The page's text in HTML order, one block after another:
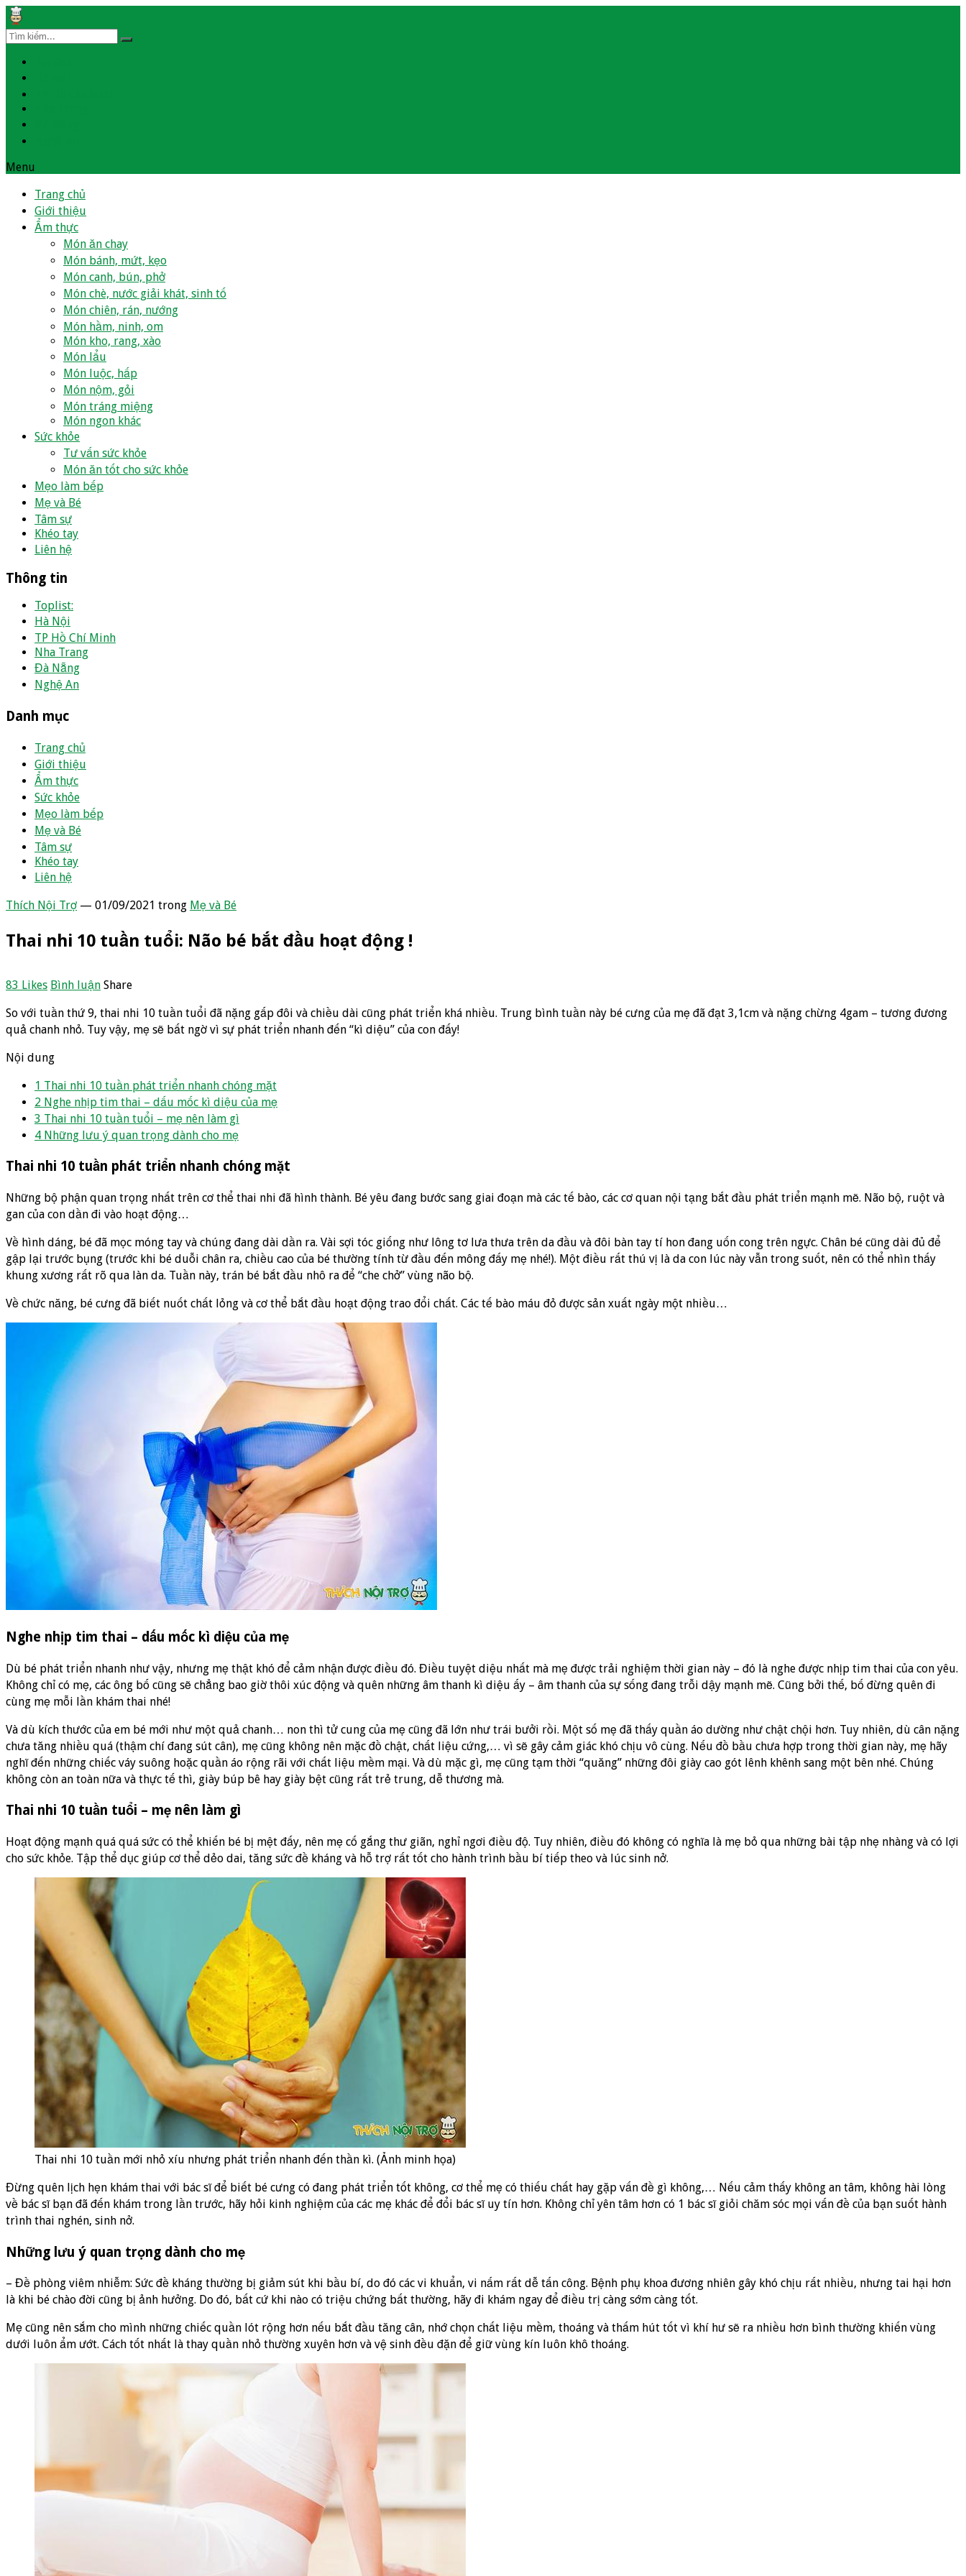
Menu
Trang chủ
Giới thiệu
Ẩm thực
Món ăn chay
Món bánh, mứt, kẹo
Món canh, bún, phở
Món chè, nước giải khát, sinh tố
Món chiên, rán, nướng
Món hầm, ninh, om
Món kho, rang, xào
Món lẩu
Món luộc, hấp
Món nộm, gỏi
Món tráng miệng
Món ngon khác
Sức khỏe
Tư vấn sức khỏe
Món ăn tốt cho sức khỏe
Mẹo làm bếp
Mẹ và Bé
Tâm sự
Khéo tay
Liên hệ
Thông tin
Toplist:
Hà Nội
TP Hồ Chí Minh
Nha Trang
Đà Nẵng
Nghệ An
Danh mục
Trang chủ
Giới thiệu
Ẩm thực
Sức khỏe
Mẹo làm bếp
Mẹ và Bé
Tâm sự
Khéo tay
Liên hệ
Thích Nội Trợ — 01/09/2021 trong Mẹ và Bé
Thai nhi 10 tuần tuổi: Não bé bắt đầu hoạt động !
83 Likes Bình luận Share
So với tuần thứ 9, thai nhi 10 tuần tuổi đã nặng gấp đôi và chiều dài cũng phát triển khá nhiều. Trung bình tuần này bé cưng của mẹ đã đạt 3,1cm và nặng chừng 4gam – tương đương
quả chanh nhỏ. Tuy vậy, mẹ sẽ bất ngờ vì sự phát triển nhanh đến “kì diệu” của con đấy!
Nội dung
1 Thai nhi 10 tuần phát triển nhanh chóng mặt
2 Nghe nhịp tim thai – dấu mốc kì diệu của mẹ
3 Thai nhi 10 tuần tuổi – mẹ nên làm gì
4 Những lưu ý quan trọng dành cho mẹ
Thai nhi 10 tuần phát triển nhanh chóng mặt
Những bộ phận quan trọng nhất trên cơ thể thai nhi đã hình thành. Bé yêu đang bước sang giai đoạn mà các tế bào, các cơ quan nội tạng bắt đầu phát triển mạnh mẽ. Não bộ, ruột và
gan của con dần đi vào hoạt động…
Về hình dáng, bé đã mọc móng tay và chúng đang dài dần ra. Vài sợi tóc giống như lông tơ lưa thưa trên da đầu và đôi bàn tay tí hon đang uốn cong trên ngực. Chân bé cũng dài đủ để
gập lại trước bụng (trước khi bé duỗi chân ra, chiều cao của bé thường tính từ đầu đến mông đấy mẹ nhé!). Một điều rất thú vị là da con lúc này vẫn trong suốt, nên có thể nhìn thấy
khung xương rất rõ qua làn da. Tuần này, trán bé bắt đầu nhô ra để “che chở” vùng não bộ.
Về chức năng, bé cưng đã biết nuốt chất lỏng và cơ thể bắt đầu hoạt động trao đổi chất. Các tế bào máu đỏ được sản xuất ngày một nhiều…
Nghe nhịp tim thai – dấu mốc kì diệu của mẹ
Dù bé phát triển nhanh như vậy, nhưng mẹ thật khó để cảm nhận được điều đó. Điều tuyệt diệu nhất mà mẹ được trải nghiệm thời gian này – đó là nghe được nhịp tim thai của con yêu.
Không chỉ có mẹ, các ông bố cũng sẽ chẳng bao giờ thôi xúc động và quên những âm thanh kì diệu ấy – âm thanh của sự sống đang trỗi dậy mạnh mẽ. Cũng bởi thế, bố đừng quên đi
cùng mẹ mỗi lần khám thai nhé!
Và dù kích thước của em bé mới như một quả chanh… non thì tử cung của mẹ cũng đã lớn như trái bưởi rồi. Một số mẹ đã thấy quần áo dường như chật chội hơn. Tuy nhiên, dù cân nặng
chưa tăng nhiều quá (thậm chí đang sút cân), mẹ cũng không nên mặc đồ chật, chất liệu cứng,… vì sẽ gây cảm giác khó chịu vô cùng. Nếu đồ bầu chưa hợp trong thời gian này, mẹ hãy
nghĩ đến những chiếc váy suông hoặc quần áo rộng rãi với chất liệu mềm mại. Và dù mặc gì, mẹ cũng tạm thời “quăng” những đôi giày cao gót lênh khênh sang một bên nhé. Chúng
không còn an toàn nữa và thực tế thì, giày búp bê hay giày bệt cũng rất trẻ trung, dễ thương mà.
Thai nhi 10 tuần tuổi – mẹ nên làm gì
Hoạt động mạnh quá quá sức có thể khiến bé bị mệt đấy, nên mẹ cố gắng thư giãn, nghỉ ngơi điều độ. Tuy nhiên, điều đó không có nghĩa là mẹ bỏ qua những bài tập nhẹ nhàng và có lợi
cho sức khỏe. Tập thể dục giúp cơ thể dẻo dai, tăng sức đề kháng và hỗ trợ rất tốt cho hành trình bầu bí tiếp theo và lúc sinh nở.
Thai nhi 10 tuần mới nhỏ xíu nhưng phát triển nhanh đến thần kì. (Ảnh minh họa)
Đừng quên lịch hẹn khám thai với bác sĩ để biết bé cưng có đang phát triển tốt không, cơ thể mẹ có thiếu chất hay gặp vấn đề gì không,… Nếu cảm thấy không an tâm, không hài lòng
về bác sĩ bạn đã đến khám trong lần trước, hãy hỏi kinh nghiệm của các mẹ khác để đổi bác sĩ uy tín hơn. Không chỉ yên tâm hơn có 1 bác sĩ giỏi chăm sóc mọi vấn đề của bạn suốt hành
trình thai nghén, sinh nở.
Những lưu ý quan trọng dành cho mẹ
– Đề phòng viêm nhiễm: Sức đề kháng thường bị giảm sút khi bầu bí, do đó các vi khuẩn, vi nấm rất dễ tấn công. Bệnh phụ khoa đương nhiên gây khó chịu rất nhiều, nhưng tai hại hơn
là khi bé chào đời cũng bị ảnh hưởng. Do đó, bất cứ khi nào có triệu chứng bất thường, hãy đi khám ngay để điều trị càng sớm càng tốt.
Mẹ cũng nên sắm cho mình những chiếc quần lót rộng hơn nếu bắt đầu tăng cân, nhớ chọn chất liệu mềm, thoáng và thấm hút tốt vì khí hư sẽ ra nhiều hơn bình thường khiến vùng
dưới luôn ẩm ướt. Cách tốt nhất là thay quần nhỏ thường xuyên hơn và vệ sinh đều đặn để giữ vùng kín luôn khô thoáng.